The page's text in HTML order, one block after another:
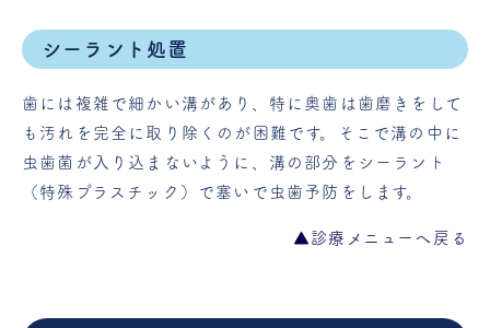
シーラント処置
歯には複雑で細かい溝があり、特に奥歯は歯磨きをして
も汚れを完全に取り除くのが困難です。そこで溝の中に
虫歯菌が入り込まないように、溝の部分をシーラント
（特殊プラスチック）で塞いで虫歯予防をします。
▲診療メニューへ戻る